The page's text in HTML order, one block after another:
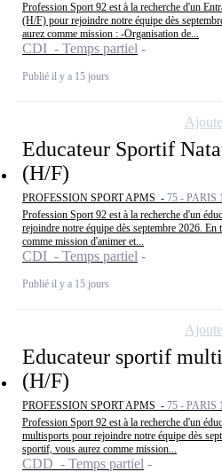
Profession Sport 92 est à la recherche d'un
(H/F) pour rejoindre notre équipe dès
aurez comme mission : -Organisation de...
CDI - Temps partiel
Publié il y a 15 jours
Educateur Sportif
(H/F)
PROFESSION SPORT APMS - 75 - PARIS
Profession Sport 92 est à la recherche d'un
rejoindre notre équipe dès septembre 2026.
comme mission d'animer et...
CDI - Temps partiel
Publié il y a 15 jours
Educateur sportif
(H/F)
PROFESSION SPORT APMS - 75 - PARIS
Profession Sport 92 est à la recherche d'un
multisports pour rejoindre notre équipe dès
sportif, vous aurez comme mission...
CDD - Temps partiel